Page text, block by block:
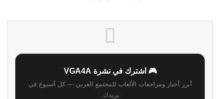
🎮 اشترك في نشرة VGA4A
أبرز أخبار ومراجعات الألعاب للمجتمع العربي — كل أسبوع في
بريدك.